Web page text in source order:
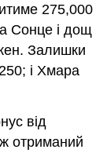
275,000
Сонце і дощ
Залишки
і Хмара
від
отриманий